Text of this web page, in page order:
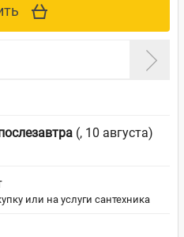
(, 10 августа)
или на услуги сантехника